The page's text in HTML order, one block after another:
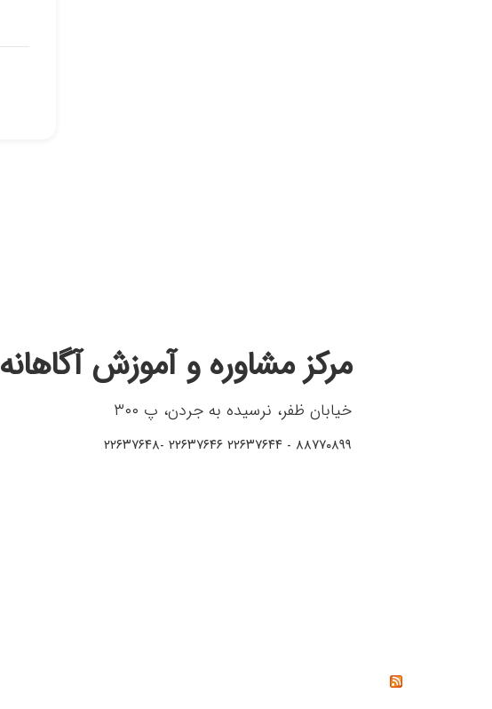
مرکز مشاوره و آموزش آگاهانه
خیابان ظفر، نرسیده به جردن، پ ۳۰۰
۸۸۷۷۰۸۹۹ - ۲۲۶۳۷۶۴۴ ۲۲۶۳۷۶۴۶ -۲۲۶۳۷۶۴۸